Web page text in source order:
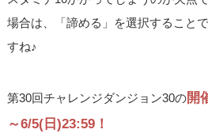
場合は、「諦める」を選択すること
すね♪
第30回チャレンジダンジョン30の開
～6/5(日)23:59！